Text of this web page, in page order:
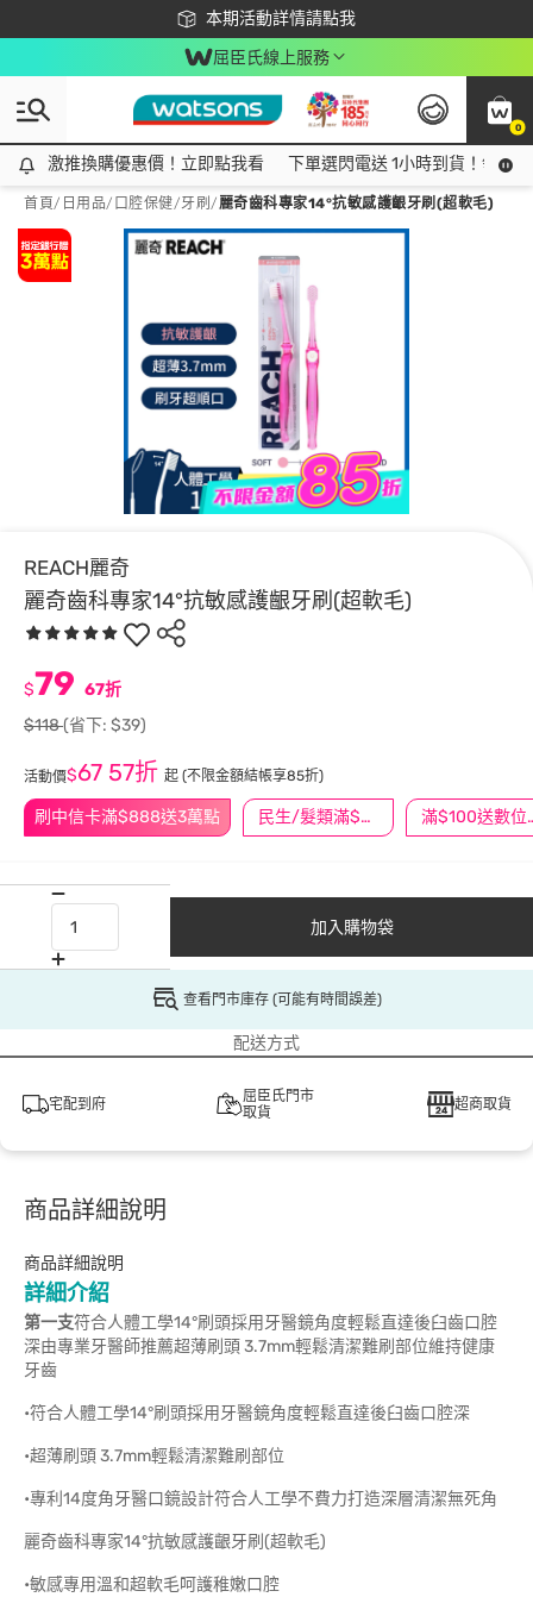
本期活動詳情請點我
下載app最高回饋$350
屈臣氏線上服務
0
激推換購優惠價！立即點我看
激推換購優惠價！立即點我看 下單選閃電送 1小時到貨！領神
首頁/ 日用品/ 口腔保健/牙刷 /麗奇齒科專家14°抗敏感護齦牙刷(超軟毛)
REACH麗奇
麗奇齒科專家14°抗敏感護齦牙刷(超軟毛)
刷中信卡滿$888送3萬點 民生/髮類滿$388送舒潔冰巾 滿
$79 67折
$118(省下: $39)
活動價$67 57折 起 (不限金額結帳享85折)
加入購物袋
查看門市庫存 (可能有時間誤差)
配送方式
宅配到府
屈臣氏門市
取貨
超商取貨
商品詳細說明
商品詳細說明
詳細介紹
第一支符合人體工學14°刷頭採用牙醫鏡角度輕鬆直達後臼齒口腔
深由專業牙醫師推薦超薄刷頭 3.7mm輕鬆清潔難刷部位維持健康
牙齒
•符合人體工學14°刷頭採用牙醫鏡角度輕鬆直達後臼齒口腔深
•超薄刷頭 3.7mm輕鬆清潔難刷部位
•專利14度角牙醫口鏡設計符合人工學不費力打造深層清潔無死角
麗奇齒科專家14°抗敏感護齦牙刷(超軟毛)
•敏感專用溫和超軟毛呵護稚嫩口腔